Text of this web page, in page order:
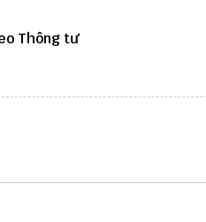
Thông tư